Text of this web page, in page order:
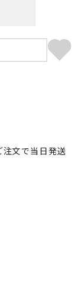
文で当日発送